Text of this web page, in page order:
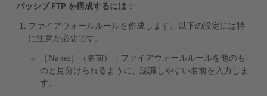
パッシブ FTP を構成するには：
ファイアウォールルールを作成します。以下の設定には特
に注意が必要です。
［Name］（名前）：ファイアウォールルールを他のも
のと見分けられるように、認識しやすい名前を入力しま
す。